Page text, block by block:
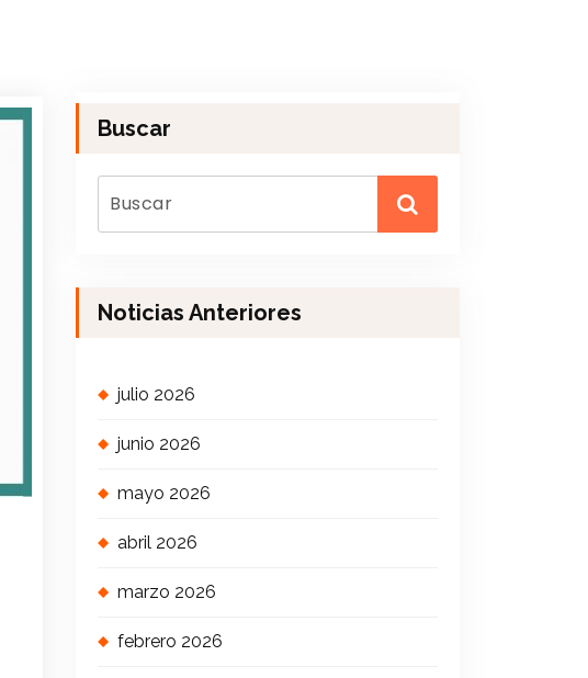
Buscar
Noticias Anteriores
julio 2026
junio 2026
mayo 2026
abril 2026
marzo 2026
febrero 2026